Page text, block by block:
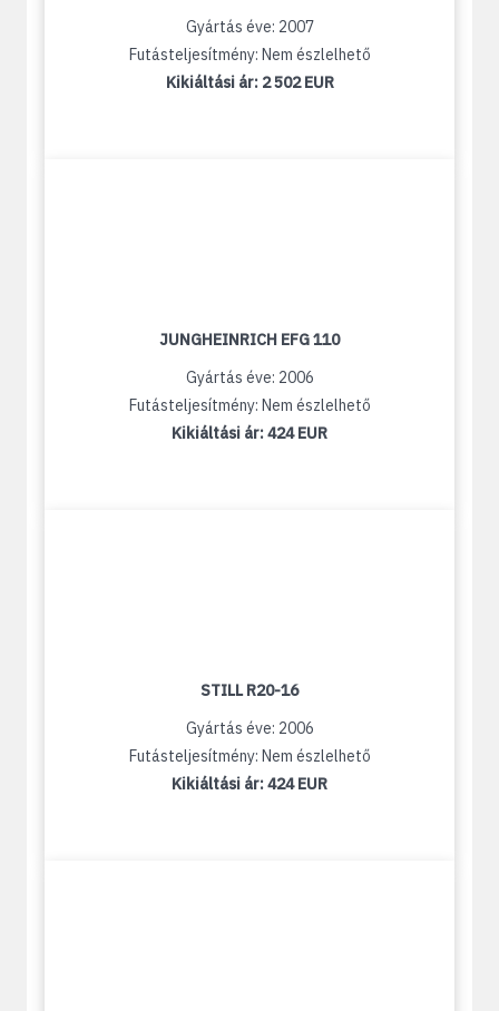
Gyártás éve: 2007
Futásteljesítmény: Nem észlelhető
Kikiáltási ár: 2 502 EUR
JUNGHEINRICH EFG 110
Gyártás éve: 2006
Futásteljesítmény: Nem észlelhető
Kikiáltási ár:424 EUR
STILL R20-16
Gyártás éve: 2006
Futásteljesítmény: Nem észlelhető
Kikiáltási ár:424 EUR